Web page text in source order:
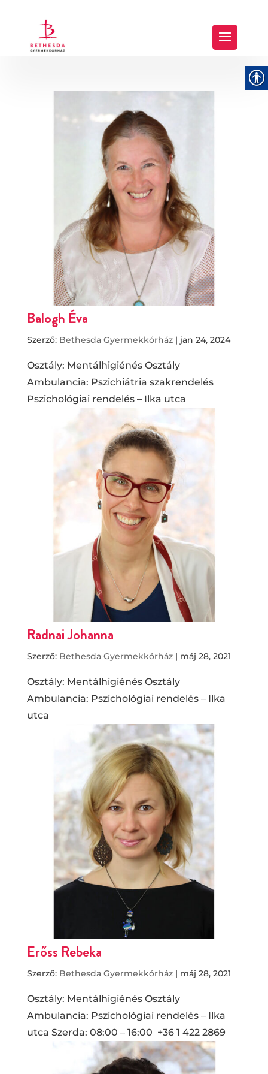
Balogh Éva
Szerző: Bethesda Gyermekkórház| jan 24, 2024
Osztály: Mentálhigiénés Osztály
Ambulancia: Pszichiátria szakrendelés
Pszichológiai rendelés – Ilka utca
Radnai Johanna
Szerző: Bethesda Gyermekkórház| máj 28, 2021
Osztály: Mentálhigiénés Osztály
Ambulancia: Pszichológiai rendelés – Ilka
utca
Erőss Rebeka
Szerző: Bethesda Gyermekkórház| máj 28, 2021
Osztály: Mentálhigiénés Osztály
Ambulancia: Pszichológiai rendelés – Ilka
utca Szerda: 08:00 – 16:00 +36 1 422 2869